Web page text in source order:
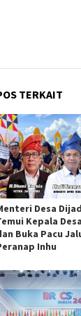
TERKAIT
Desa
Kepala
Buka Pacu
Inhu